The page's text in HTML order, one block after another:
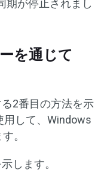
期が停止されまし
を通じて
2番目の方法を示
用して、Windows
。
します。